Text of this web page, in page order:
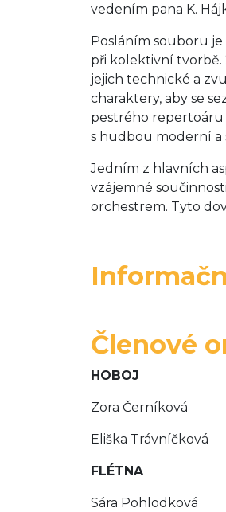
vedením pana K.
Posláním souboru
při kolektivní tvorbě.
jejich technické a
charaktery, aby se
pestrého repertoáru
s hudbou moderní a
Jedním z hlavních
vzájemné
orchestrem. Tyto
Členové
HOBOJ
Zora Černíková
Eliška Trávníčková
FLÉTNA
Sára Pohlodková